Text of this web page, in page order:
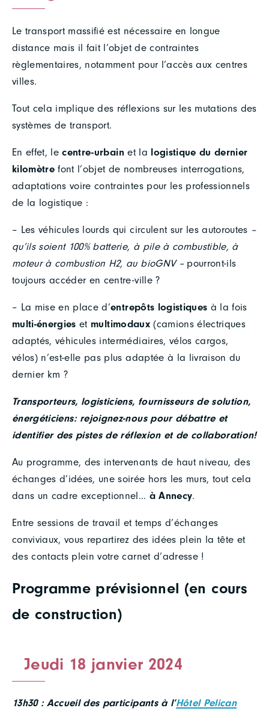
Le transport massifié est nécessaire en longue
distance mais il fait l’objet de contraintes
règlementaires, notamment pour l’accès aux centres
villes.
Tout cela implique des réflexions sur les mutations des
systèmes de transport.
En effet, lecentre-urbain et la logistique du dernier
kilomètre font l’objet de nombreuses interrogations,
adaptations voire contraintes pour les professionnels
de la logistique :
– Les véhicules lourds qui circulent sur les autoroutes –
qu’ils soient 100% batterie, à pile à combustible, à
moteur à combustion H2, au bioGNV – pourront-ils
toujours accéder en centre-ville ?
– La mise en place d’entrepôts logistiques à la fois
multi-énergies et multimodaux(camions électriques
adaptés, véhicules intermédiaires, vélos cargos,
vélos) n’est-elle pas plus adaptée à la livraison du
dernier km ?
Transporteurs, logisticiens, fournisseurs de solution,
énergéticiens: rejoignez-nous pour débattre et
identifier des pistes de réflexion et de collaboration!
Au programme, des intervenants de haut niveau, des
échanges d’idées, une soirée hors les murs, tout cela
dans un cadre exceptionnel… à Annecy.
Entre sessions de travail et temps d’échanges
conviviaux, vous repartirez des idées plein la tête et
des contacts plein votre carnet d’adresse !
Programme prévisionnel (en cours
de construction)
Jeudi 18 janvier 2024
13h30 : Accueil des participants à l’Hôtel Pelican